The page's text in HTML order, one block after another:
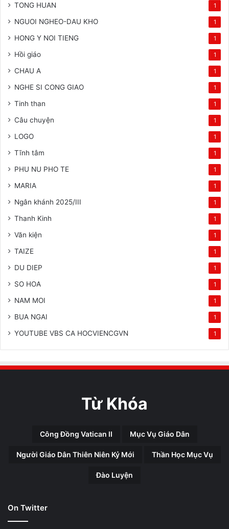
TONG HUAN 1
NGUOI NGHEO-DAU KHO 1
HONG Y NOI TIENG 1
Hồi giáo 1
CHAU A 1
NGHE SI CONG GIAO 1
Tinh than 1
Câu chuyện 1
LOGO 1
Tĩnh tâm 1
PHU NU PHO TE 1
MARIA 1
Ngân khánh 2025/III 1
Thanh Kinh 1
Văn kiện 1
TAIZE 1
DU DIEP 1
SO HOA 1
NAM MOI 1
BUA NGAI 1
YOUTUBE VBS CA HOCVIENCGVN 1
Từ Khóa
Công Đồng Vatican II Mục Vụ Giáo Dân
Người Giáo Dân Thiên Niên Kỷ Mới Thần Học Mục Vụ
Đào Luyện
On Twitter